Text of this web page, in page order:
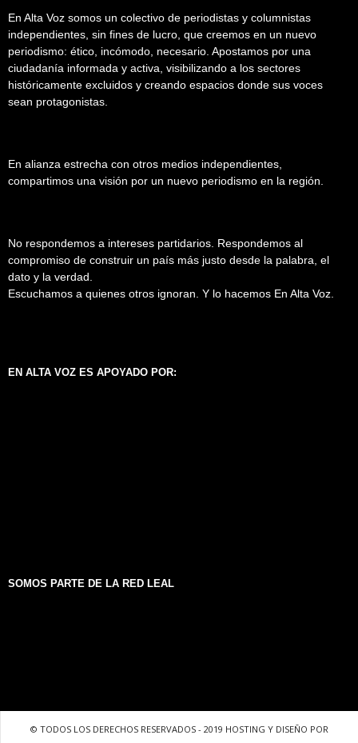
En Alta Voz somos un colectivo de periodistas y columnistas
independientes, sin fines de lucro, que creemos en un nuevo
periodismo: ético, incómodo, necesario. Apostamos por una
ciudadanía informada y activa, visibilizando a los sectores
históricamente excluidos y creando espacios donde sus voces
sean protagonistas.
En alianza estrecha con otros medios independientes,
compartimos una visión por un nuevo periodismo en la región.
No respondemos a intereses partidarios. Respondemos al
compromiso de construir un país más justo desde la palabra, el
dato y la verdad.
Escuchamos a quienes otros ignoran. Y lo hacemos En Alta Voz.
EN ALTA VOZ ES APOYADO POR:
SOMOS PARTE DE LA RED LEAL
© TODOS LOS DERECHOS RESERVADOS - 2019 HOSTING Y DISEÑO POR